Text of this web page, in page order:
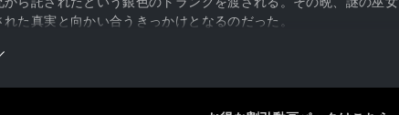
た真実と向かい合うきっかけとなるのだった。